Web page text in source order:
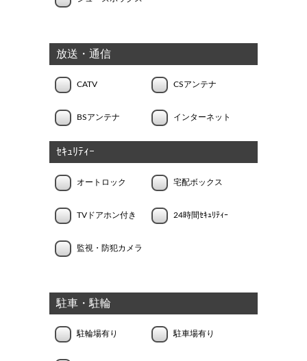
放送・通信
CATV CSアンテナ
BSアンテナ インターネット
ｾｷｭﾘﾃｨｰ
オートロック 宅配ボックス
TVドアホン付き 24時間ｾｷｭﾘﾃｨｰ
監視・防犯カメラ
駐車・駐輪
駐輪場有り 駐車場有り